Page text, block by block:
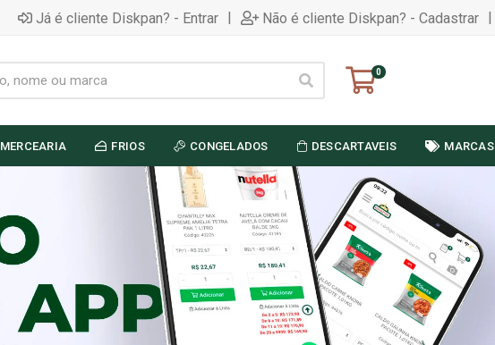
Já é cliente Diskpan? - Entrar | Não é cliente Diskpan? - Cadastrar |
0
MERCEARIA FRIOS CONGELADOS DESCARTAVEIS MARCAS